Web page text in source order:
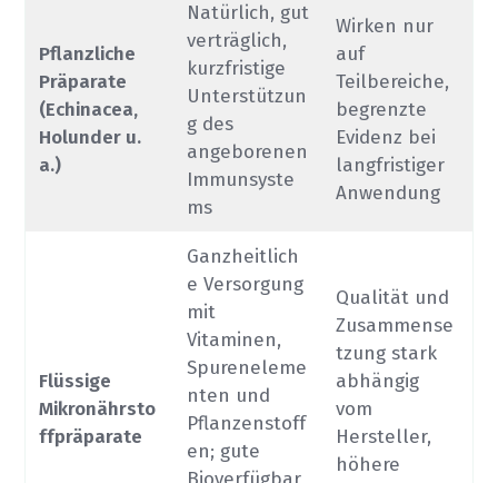
Pflanzliche
Präparate
(Echinacea,
Holunder u.
a.)
Natürlich, gut
verträglich,
kurzfristige
Unterstützun
g des
angeborenen
Immunsyste
ms
Wirken nur
auf
Teilbereiche,
begrenzte
Evidenz bei
langfristiger
Anwendung
Flüssige
Mikronährsto
ffpräparate
Ganzheitlich
e Versorgung
mit
Vitaminen,
Spureneleme
nten und
Pflanzenstoff
en; gute
Qualität und
Zusammense
tzung stark
abhängig
vom
Hersteller,
höhere